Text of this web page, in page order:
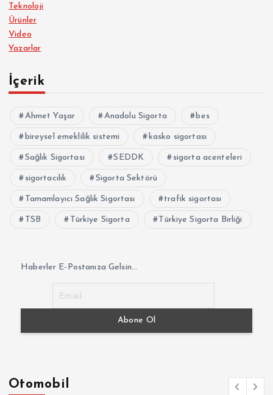
Teknoloji
Ürünler
Video
Yazarlar
İçerik
Ahmet Yaşar Anadolu Sigorta bes
bireysel emeklilik sistemi kasko sigortası
Sağlık Sigortası SEDDK sigorta acenteleri
sigortacılık Sigorta Sektörü
Tamamlayıcı Sağlık Sigortası trafik sigortası
TSB Türkiye Sigorta Türkiye Sigorta Birliği
Haberler E-Postanıza Gelsin...
Otomobil